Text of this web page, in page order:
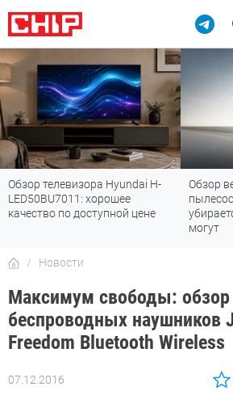
Обзор телевизора Hyundai H-
LED50BU7011: хорошее
качество по доступной цене
Обзор
могут
Новости
Максимум свободы: обзор
беспроводных наушников
Freedom Bluetooth Wireless
07.12.2016
Автор: